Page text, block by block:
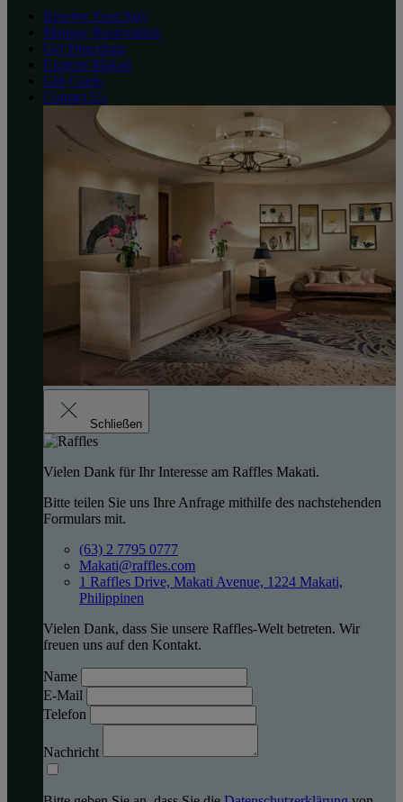
Reserve Your Stay
Manage Reservation
Get Directions
Explore Makati
Gift Cards
Contact Us
Schließen
Vielen Dank für Ihr Interesse am Raffles Makati.
Bitte teilen Sie uns Ihre Anfrage mithilfe des nachstehenden
Formulars mit.
(63) 2 7795 0777
Makati@raffles.com
1 Raffles Drive, Makati Avenue, 1224 Makati,
Philippinen
Vielen Dank, dass Sie unsere Raffles-Welt betreten. Wir
freuen uns auf den Kontakt.
Name
E-Mail
Telefon
Nachricht